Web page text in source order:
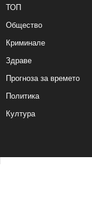
ТОП
Общество
Криминале
Здраве
Прогноза за времето
Политика
Култура